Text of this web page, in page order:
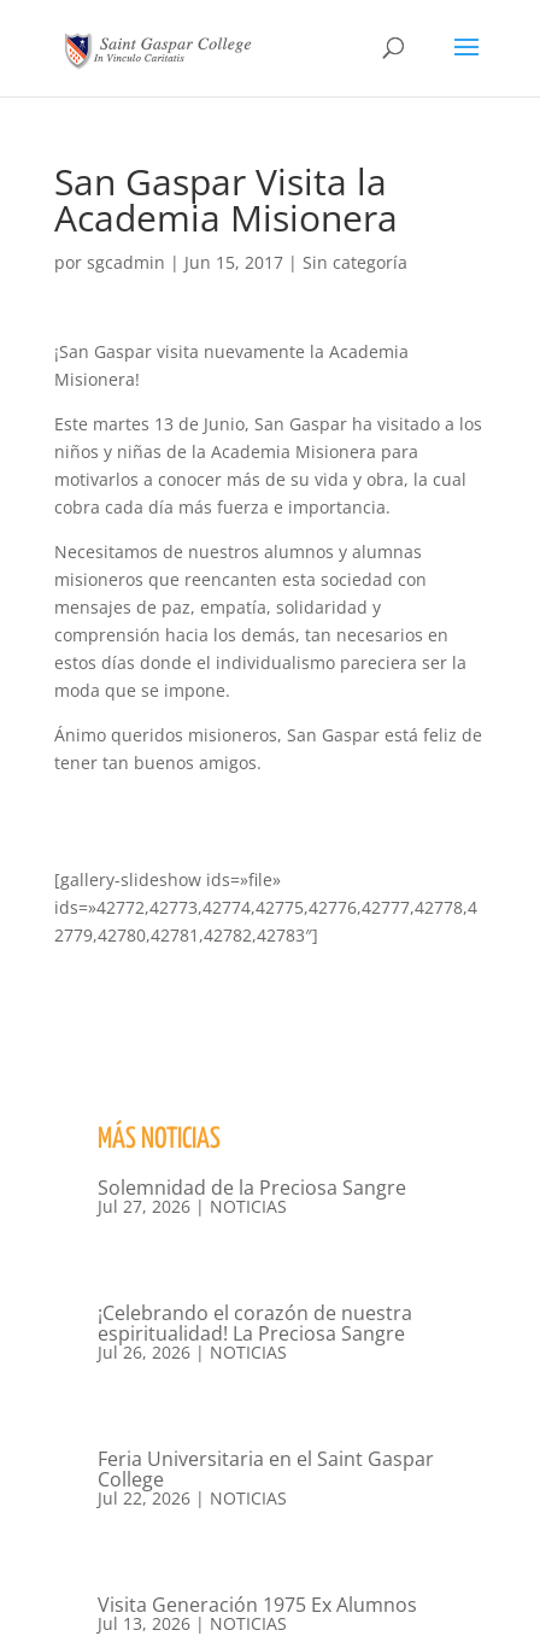
San Gaspar Visita la
Academia Misionera
por sgcadmin | Jun 15, 2017| Sin categoría
¡San Gaspar visita nuevamente la Academia
Misionera!
Este martes 13 de Junio, San Gaspar ha visitado a los
niños y niñas de la Academia Misionera para
motivarlos a conocer más de su vida y obra, la cual
cobra cada día más fuerza e importancia.
Necesitamos de nuestros alumnos y alumnas
misioneros que reencanten esta sociedad con
mensajes de paz, empatía, solidaridad y
comprensión hacia los demás, tan necesarios en
estos días donde el individualismo pareciera ser la
moda que se impone.
Ánimo queridos misioneros, San Gaspar está feliz de
tener tan buenos amigos.
[gallery-slideshow ids=»file»
ids=»42772,42773,42774,42775,42776,42777,42778,4
2779,42780,42781,42782,42783″]
MÁS NOTICIAS
Solemnidad de la Preciosa Sangre
Jul 27, 2026| NOTICIAS
¡Celebrando el corazón de nuestra
espiritualidad! La Preciosa Sangre
Jul 26, 2026| NOTICIAS
Feria Universitaria en el Saint Gaspar
College
Jul 22, 2026| NOTICIAS
Visita Generación 1975 Ex Alumnos
Jul 13, 2026| NOTICIAS